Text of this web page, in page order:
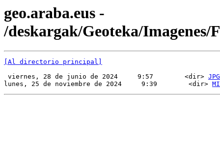
geo.araba.eus -
/deskargak/Geoteka/Imagenes/
[Al directorio principal]
viernes, 28 de junio de 2024     9:57        <dir> JPG
lunes, 25 de noviembre de 2024     9:39        <dir>